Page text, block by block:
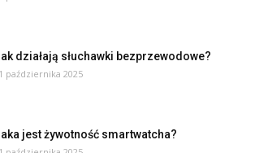
działają słuchawki bezprzewodowe?
października 2025
jest żywotność smartwatcha?